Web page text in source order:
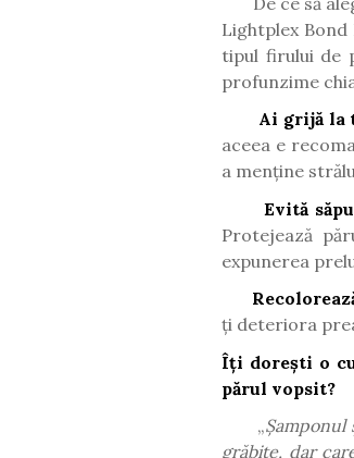
Lightplex
tipul firului de
profunzime
Ai grijă la
aceea e
a menține
Evită
Protejează
expunerea
ți deteriora
Îți dorești o
părul vopsit?
„Șamponul
grăbite, dar